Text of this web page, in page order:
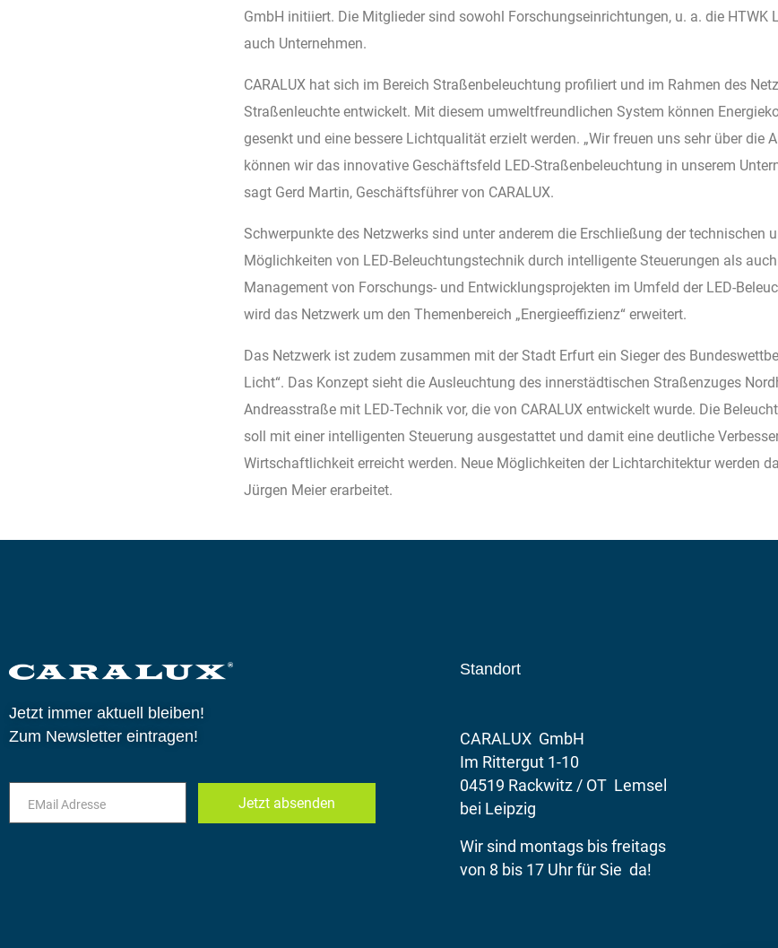
GmbH initiiert. Die Mitglieder sind sowohl Forschungseinrichtungen, u. a. die HTWK
auch Unternehmen.
CARALUX hat sich im Bereich Straßenbeleuchtung profiliert und im Rahmen des
Straßenleuchte entwickelt. Mit diesem umweltfreundlichen System können
gesenkt und eine bessere Lichtqualität erzielt werden. „Wir freuen uns sehr über die
können wir das innovative Geschäftsfeld LED-Straßenbeleuchtung in unserem
sagt Gerd Martin, Geschäftsführer von CARALUX.
Schwerpunkte des Netzwerks sind unter anderem die Erschließung der technischen
Möglichkeiten von LED-Beleuchtungstechnik durch intelligente Steuerungen als
Management von Forschungs- und Entwicklungsprojekten im Umfeld der LED-
wird das Netzwerk um den Themenbereich „Energieeffizienz“ erweitert.
Das Netzwerk ist zudem zusammen mit der Stadt Erfurt ein Sieger des
Licht“. Das Konzept sieht die Ausleuchtung des innerstädtischen Straßenzuges
Andreasstraße mit LED-Technik vor, die von CARALUX entwickelt wurde. Die
soll mit einer intelligenten Steuerung ausgestattet und damit eine deutliche
Wirtschaftlichkeit erreicht werden. Neue Möglichkeiten der Lichtarchitektur werden
Jürgen Meier erarbeitet.
Jetzt immer aktuell bleiben!
Zum Newsletter eintragen!
Jetzt absenden
Standort
CARALUX GmbH
Im Rittergut 1-10
04519 Rackwitz / OT Lemsel
bei Leipzig
Wir sind montags bis freitags
von 8 bis 17 Uhr für Sie da!